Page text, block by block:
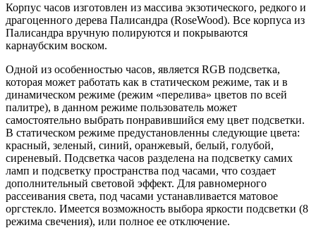
Корпус часов изготовлен из массива экзотического, редкого и
драгоценного дерева Палисандра (RoseWood). Все корпуса из
Палисандра вручную полируются и покрываются
карнаубским воском.
Одной из особенностью часов, является RGB подсветка,
которая может работать как в статическом режиме, так и в
динамическом режиме (режим «перелива» цветов по всей
палитре), в данном режиме пользователь может
самостоятельно выбрать понравившийся ему цвет подсветки.
В статическом режиме предустановленны следующие цвета:
красный, зеленый, синий, оранжевый, белый, голубой,
сиреневый. Подсветка часов разделена на подсветку самих
ламп и подсветку пространства под часами, что создает
дополнительный световой эффект. Для равномерного
рассеивания света, под часами устанавливается матовое
оргстекло. Имеется возможность выбора яркости подсветки (8
режима свечения), или полное ее отключение.